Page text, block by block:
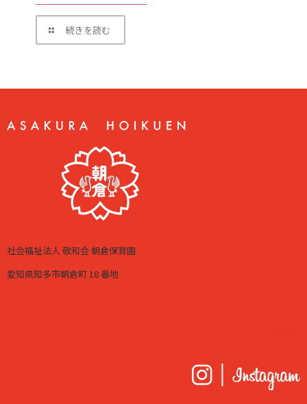
続きを読む
社会福祉法人 敬和会 朝倉保育園
愛知県知多市朝倉町 18 番地